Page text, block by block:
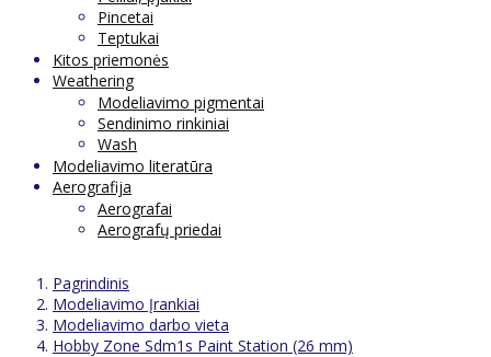
Pincetai
Teptukai
Kitos priemonės
Weathering
Modeliavimo pigmentai
Sendinimo rinkiniai
Wash
Modeliavimo literatūra
Aerografija
Aerografai
Aerografų priedai
Pagrindinis
Modeliavimo Įrankiai
Modeliavimo darbo vieta
Hobby Zone Sdm1s Paint Station (26 mm)